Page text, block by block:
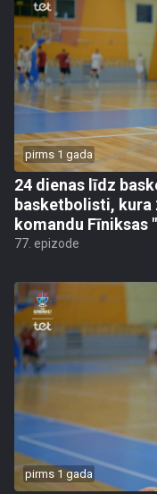
pirms 1 gada
24 dienas līdz
basketbolisti, kura
komandu Fīniksas
77. epizode
pirms 1 gada